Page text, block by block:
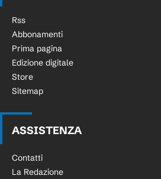
Rss
Abbonamenti
Prima pagina
Edizione digitale
Store
Sitemap
ASSISTENZA
Contatti
La Redazione